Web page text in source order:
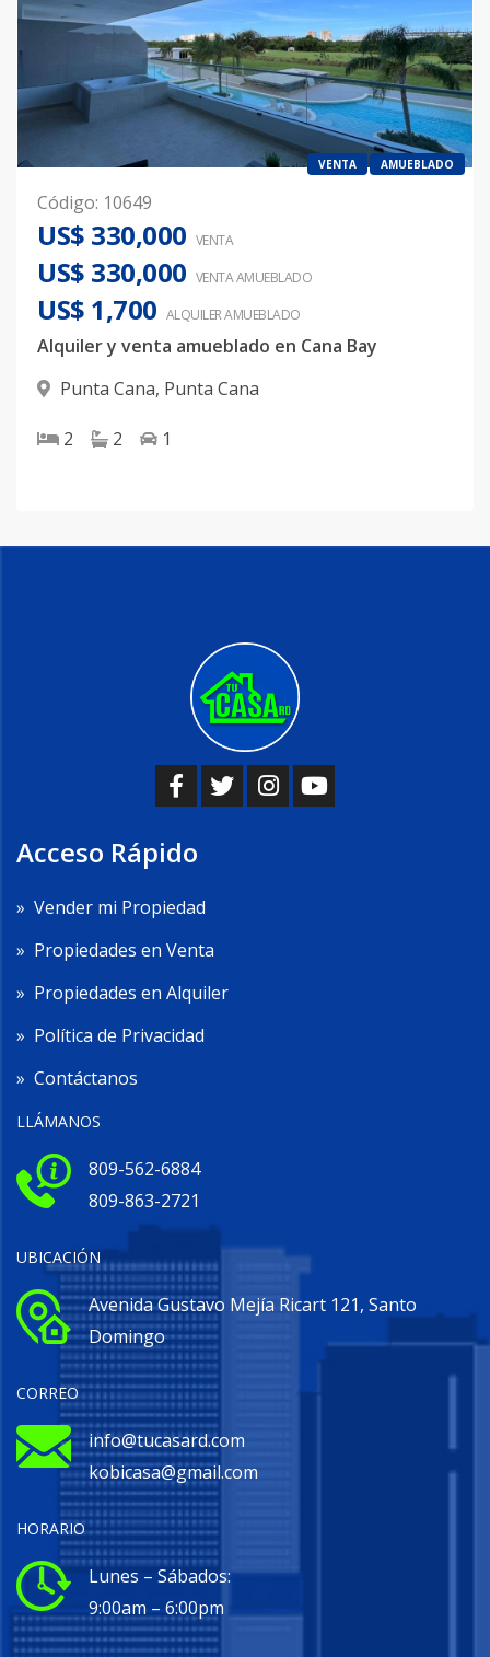
VENTA AMUEBLADO
Código: 10649
US$ 330,000 VENTA
US$ 330,000 VENTA AMUEBLADO
US$ 1,700 ALQUILERAMUEBLADO
Alquiler y venta amueblado en Cana Bay
Punta Cana, Punta Cana
2 2 1
Acceso Rápido
» Vender mi Propiedad
» Propiedades en Venta
» Propiedades en Alquiler
» Política de Privacidad
» Contáctanos
LLÁMANOS
809-562-6884
809-863-2721
UBICACIÓN
Avenida Gustavo Mejía Ricart 121, Santo
Domingo
CORREO
info@tucasard.com
kobicasa@gmail.com
HORARIO
Lunes – Sábados:
9:00am – 6:00pm